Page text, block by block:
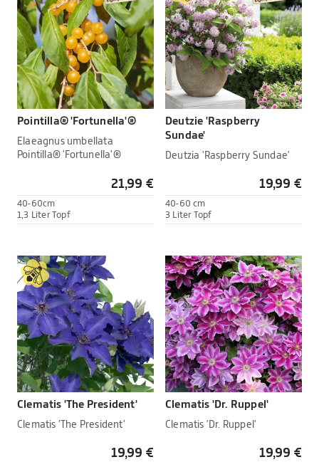
Pointilla® 'Fortunella'®
Elaeagnus umbellata
Pointilla® 'Fortunella'®
21,99 €
40-60cm
1,3 Liter Topf
Deutzie 'Raspberry
Sundae'
Deutzia 'Raspberry Sundae'
19,99 €
40-60 cm
3 Liter Topf
Clematis 'The President'
Clematis 'The President'
19,99 €
Clematis 'Dr. Ruppel'
Clematis 'Dr. Ruppel'
19,99 €